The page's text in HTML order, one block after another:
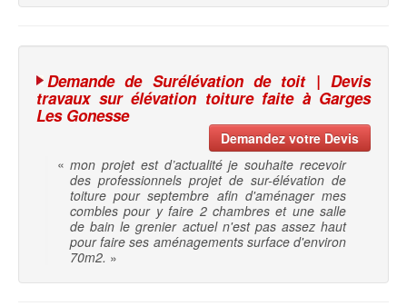
Demande de Surélévation de toit | Devis
travaux sur élévation toiture faite à Garges
Les Gonesse
Demandez votre Devis
« mon projet est d’actualité je souhaite recevoir
des professionnels projet de sur-élévation de
toiture pour septembre afin d'aménager mes
combles pour y faire 2 chambres et une salle
de bain le grenier actuel n'est pas assez haut
pour faire ses aménagements surface d'environ
70m2. »